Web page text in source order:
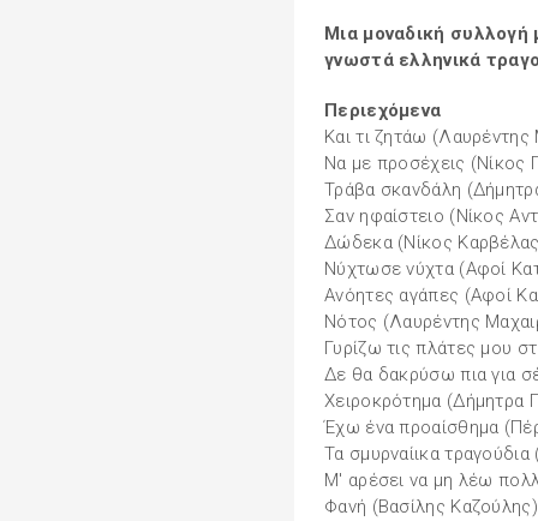
Μια μοναδική συλλογή
γνωστά ελληνικά
Περιεχόμενα
Και τι ζητάω (Λαυρέντης
Να με προσέχεις (Νίκος
Τράβα σκανδάλη
Σαν ηφαίστειο (Νίκος
Δώδεκα (Νίκος
Νύχτωσε νύχτα (Αφοί
Ανόητες αγάπες (Αφοί
Νότος (Λαυρέντης
Γυρίζω τις πλάτες μου
Δε θα δακρύσω πια για
Χειροκρότημα (Δήμητρα
Έχω ένα προαίσθημα
Τα σμυρναίικα
Μ' αρέσει να μη λέω
Φανή (Βασίλης Καζούλης)